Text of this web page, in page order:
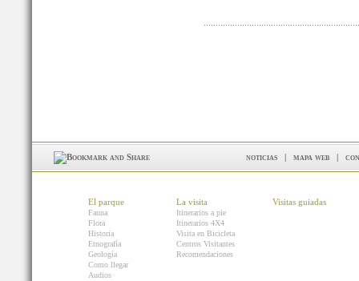
noticias | mapa web |
El parque
Fauna
Flora
Historia
Etnografía
Geología
Como llegar
Audios
La visita
Itinerarios a pie
Itinerarios 4X4
Visita en Bicicleta
Centros Visitantes
Recomendaciones
Visitas guiadas